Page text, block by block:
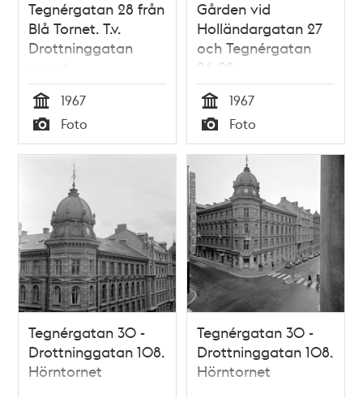
Tegnérgatan 28 från
Blå Tornet. T.v.
Drottninggatan
Tid
1967
Typ
Foto
Gården vid
Holländargatan 27
och Tegnérgatan
26-28
Tid
1967
Typ
Foto
Tegnérgatan 30 -
Drottninggatan 108.
Hörntornet
Tegnérgatan 30 -
Drottninggatan 108.
Hörntornet